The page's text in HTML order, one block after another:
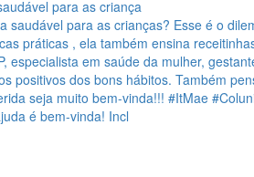
para as criança
é bem-vinda! Incl